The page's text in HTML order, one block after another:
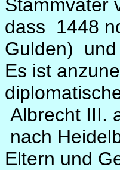
Stammvater
dass 1448
Gulden) und
Es ist
Albrecht III.
nach
Eltern und